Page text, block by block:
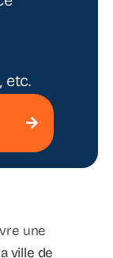
etc.
une
ville de